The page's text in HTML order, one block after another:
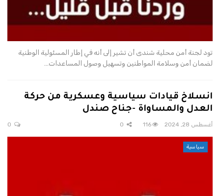
تود لجنة أمن محلية شندى أن تشير إلى أنه في إطار المسئولية الوطنية
لضمان أمن وسلامة المواطنين وتسهيل وصول المساعدات…
انسلاخ قيادات سياسية وعسكرية من حركة
العدل والمساواة -جناح صندل
أغسطس 28, 2024 116
سياسية